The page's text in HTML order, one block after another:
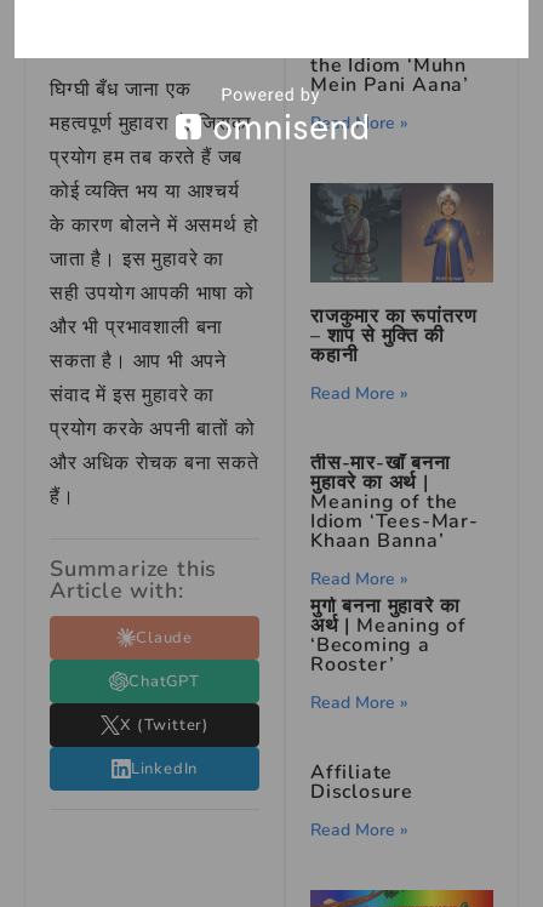
घिग्घी बँध जाना एक
महत्वपूर्ण मुहावरा है, जिसका
प्रयोग हम तब करते हैं जब
कोई व्यक्ति भय या आश्चर्य
के कारण बोलने में असमर्थ हो
जाता है। इस मुहावरे का
सही उपयोग आपकी भाषा को
और भी प्रभावशाली बना
सकता है। आप भी अपने
संवाद में इस मुहावरे का
प्रयोग करके अपनी बातों को
और अधिक रोचक बना सकते
हैं।
Summarize this
Article with:
Claude
ChatGPT
X (Twitter)
LinkedIn
the Idiom ‘Muhn
Mein Pani Aana’
Read More »
राजकुमार का रूपांतरण
– शाप से मुक्ति की
कहानी
Read More »
तीस-मार-खाँ बनना
मुहावरे का अर्थ |
Meaning of the
Idiom ‘Tees-Mar-
Khaan Banna’
Read More »
मुर्गा बनना मुहावरे का
अर्थ | Meaning of
‘Becoming a
Rooster’
Read More »
Affiliate
Disclosure
Read More »